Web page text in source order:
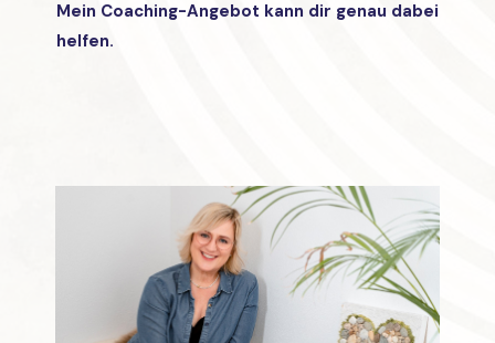
Mein Coaching-Angebot kann dir genau dabei
helfen.